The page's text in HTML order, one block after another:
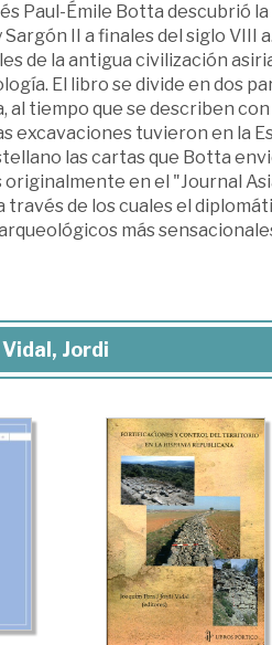
Paul-Émile Botta descubrió
II a finales del siglo VIII
de la antigua civilización
El libro se divide en dos
al tiempo que se describen
excavaciones tuvieron en la
las cartas que Botta
en el "Journal
través de los cuales el
más
Jordi